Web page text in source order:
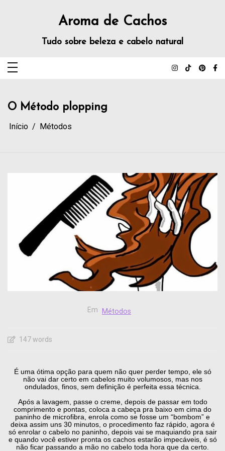
Aroma de Cachos
Tudo sobre beleza e cabelo natural
O Método plopping
Início Métodos
Em Métodos
147 words
É uma ótima opção para quem não quer perder tempo, ele só
não vai dar certo em cabelos muito volumosos, mas nos
ondulados, finos, sem definição é perfeita essa técnica.
Após a lavagem, passe o creme, depois de passar em todo
comprimento e pontas, coloca a cabeça pra baixo em cima do
paninho de microfibra, enrola como se fosse um “bombom” e
deixa assim uns 30 minutos, o procedimento faz rápido, agoraé
só enrolar o cabelo no paninho, depois vai se maquiando pra sair
e quando você estiver pronta os cachos estarão impecáveis, é só
não ficar passando a mão no cabelo toda hora que da certo.